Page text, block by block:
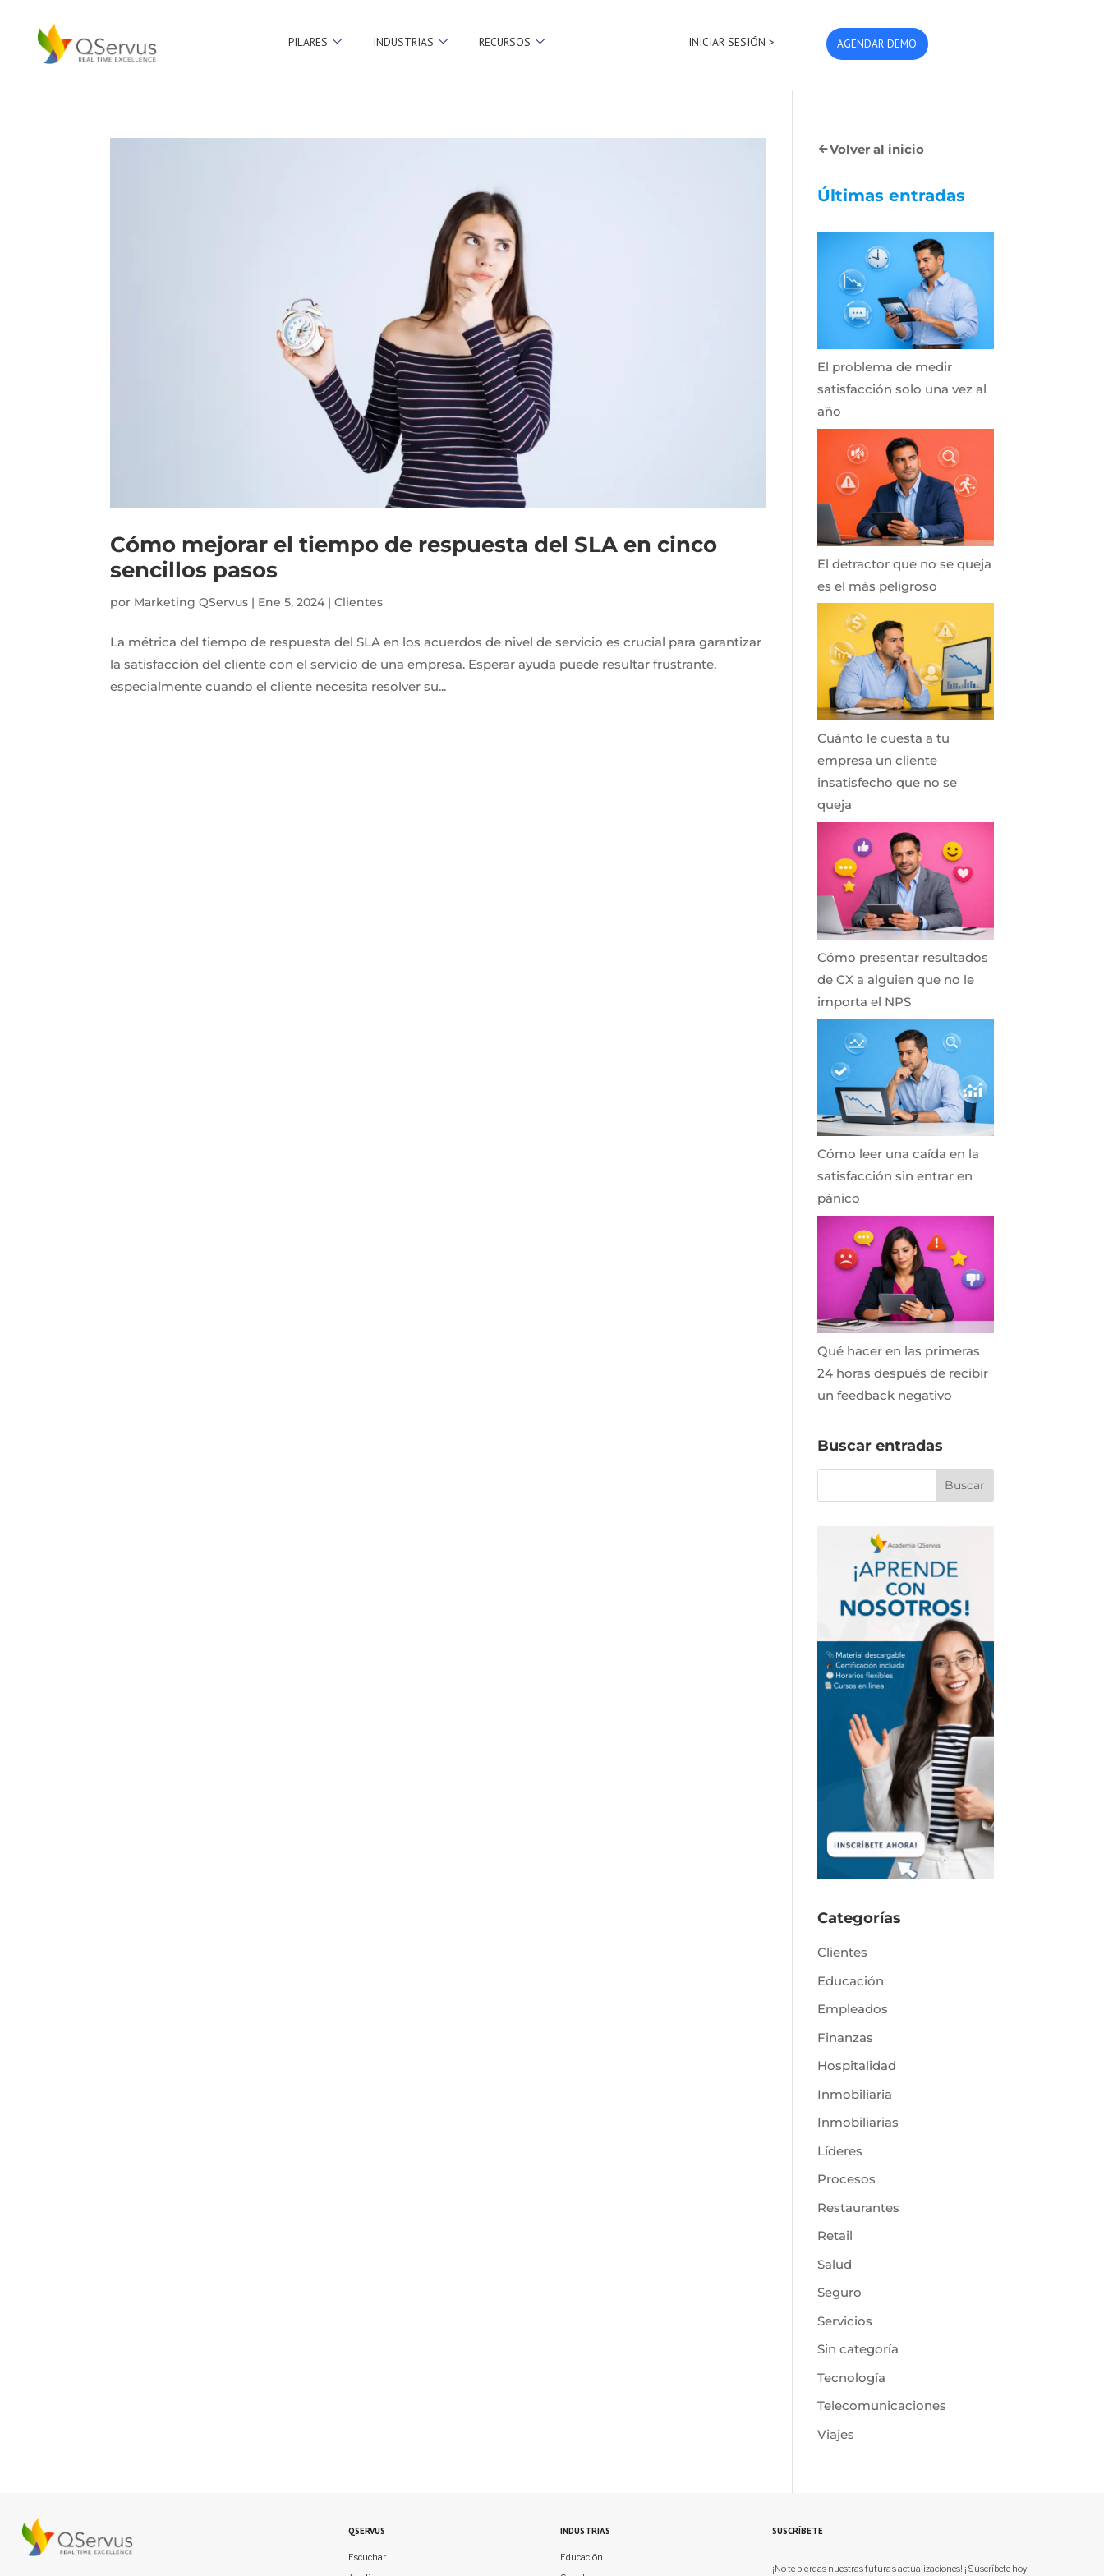
PILARES INDUSTRIAS RECURSOS INICIAR SESIÓN > AGENDAR DEMO
Cómo mejorar el tiempo de respuesta del SLA en cinco
sencillos pasos
por Marketing QServus | Ene 5, 2024 |Clientes
La métrica del tiempo de respuesta del SLA en los acuerdos de nivel de servicio es crucial para garantizar
la satisfacción del cliente con el servicio de una empresa. Esperar ayuda puede resultar frustrante,
especialmente cuando el cliente necesita resolver su...
Volver al inicio
Últimas entradas
El problema de medir
satisfacción solo una vez al
año
El detractor que no se queja
es el más peligroso
Cuánto le cuesta a tu
empresa un cliente
insatisfecho que no se
queja
Cómo presentar resultados
de CX a alguien que no le
importa el NPS
Cómo leer una caída en la
satisfacción sin entrar en
pánico
Qué hacer en las primeras
24 horas después de recibir
un feedback negativo
Buscar entradas
Categorías
Clientes
Educación
Empleados
Finanzas
Hospitalidad
Inmobiliaria
Inmobiliarias
Líderes
Procesos
Restaurantes
Retail
Salud
Seguro
Servicios
Sin categoría
Tecnología
Telecomunicaciones
Viajes
QSERVUS
Escuchar
INDUSTRIAS
Educación
SUSCRÍBETE
¡No te pierdas nuestras futuras actualizaciones! ¡Suscríbete hoy